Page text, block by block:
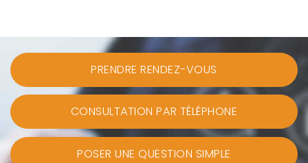
PRENDRE RENDEZ-VOUS
CONSULTATION PAR TÉLÉPHONE
POSER UNE QUESTION SIMPLE